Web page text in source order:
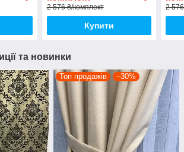
2 576 ₴/комплект
Купити
2
та новинки
Топ продажів –30%